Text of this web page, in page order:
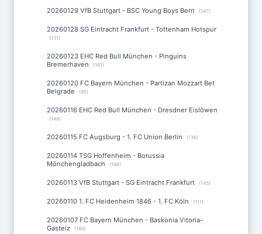
20260129 VfB Stuttgart - BSC Young Boys Bern (147)
20260128 SG Eintracht Frankfurt - Tottenham Hotspur
(131)
20260123 EHC Red Bull München - Pinguins
Bremerhaven
(161)
20260120 FC Bayern München - Partizan Mozzart Bet
Belgrade
(95)
20260116 EHC Red Bull München - Dresdner Eislöwen
(148)
20260115 FC Augsburg - 1. FC Union Berlin (136)
20260114 TSG Hoffenheim - Borussia
Mönchengladbach
(166)
20260113 VfB Stuttgart - SG Eintracht Frankfurt (145)
20260110 1. FC Heidenheim 1846 - 1. FC Köln (111)
20260107 FC Bayern München - Baskonia Vitoria-
Gasteiz
(180)